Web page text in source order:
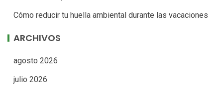
Cómo reducir tu huella ambiental durante las vacaciones
ARCHIVOS
agosto 2026
julio 2026